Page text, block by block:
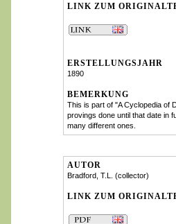
LINK ZUM
ERSTELLUNGSJAHR
1890
BEMERKUNG
This is part of "A Cyclopedia of
provings done until that date in
many different ones.
AUTOR
Bradford, T.L. (collector)
LINK ZUM